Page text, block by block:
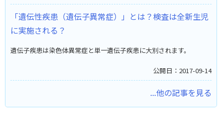
「遺伝性疾患（遺伝子異常症）」とは？検査は全新生児
に実施される？
遺伝子疾患は染色体異常症と単一遺伝子疾患に大別されます。
公開日：2017-09-14
...他の記事を見る